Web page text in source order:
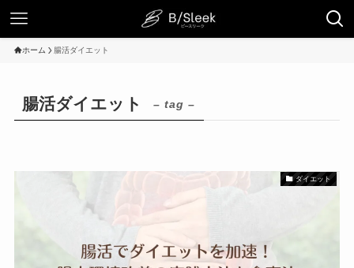
ホーム 腸活ダイエット
腸活ダイエット – tag –
ダイエット